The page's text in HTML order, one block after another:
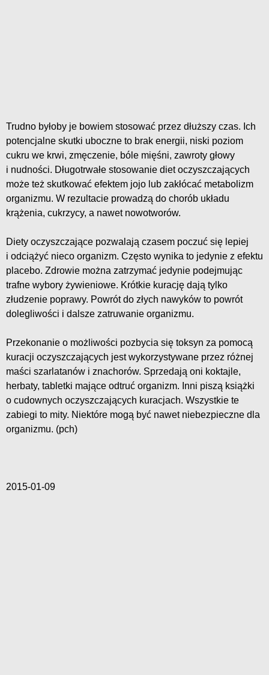
Trudno byłoby je bowiem stosować przez dłuższy czas. Ich
potencjalne skutki uboczne to brak energii, niski poziom
cukru we krwi, zmęczenie, bóle mięśni, zawroty głowy
i nudności. Długotrwałe stosowanie diet oczyszczających
może też skutkować efektem jojo lub zakłócać metabolizm
organizmu. W rezultacie prowadzą do chorób układu
krążenia, cukrzycy, a nawet nowotworów.
Diety oczyszczające pozwalają czasem poczuć się lepiej
i odciążyć nieco organizm. Często wynika to jedynie z efektu
placebo. Zdrowie można zatrzymać jedynie podejmując
trafne wybory żywieniowe. Krótkie kurację dają tylko
złudzenie poprawy. Powrót do złych nawyków to powrót
dolegliwości i dalsze zatruwanie organizmu.
Przekonanie o możliwości pozbycia się toksyn za pomocą
kuracji oczyszczających jest wykorzystywane przez różnej
maści szarlatanów i znachorów. Sprzedają oni koktajle,
herbaty, tabletki mające odtruć organizm. Inni piszą książki
o cudownych oczyszczających kuracjach. Wszystkie te
zabiegi to mity. Niektóre mogą być nawet niebezpieczne dla
organizmu. (pch)
2015-01-09